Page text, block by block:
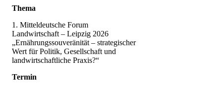
Thema
1. Mitteldeutsche Forum
Landwirtschaft – Leipzig 2026
„Ernährungssouveränität – strategischer
Wert für Politik, Gesellschaft und
landwirtschaftliche Praxis?“
Termin